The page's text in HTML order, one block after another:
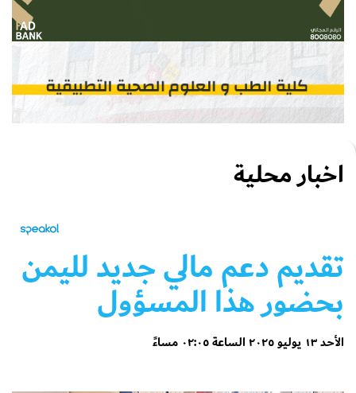
اخبار محلية
تقديم دعم مالي جديد لليمن
بحضور هذا المسؤول
الأحد ١٣ يوليو ٢٠٢٥ الساعة ٠٢:٠٥ مساءً